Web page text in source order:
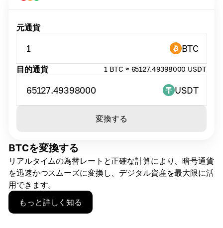
BTCを変換する
リアルタイムの為替レートと正確な計算により、暗号通貨
を迅速かつスムーズに変換し、デジタル資産を最大限に活
用できます。
もっと詳しく知る
元通貨
1 BTC
目的通貨 1 BTC ≈ 65127.49398000 USDT
65127.49398000 USDT
変換する